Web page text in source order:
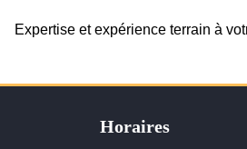
Expertise et expérience terrain à
Horaires